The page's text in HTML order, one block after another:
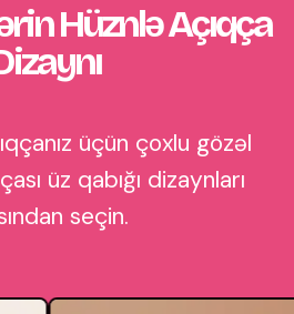
Hüznlə Açıqça
üçün çoxlu gözəl
üz qabığı dizaynları
seçin.